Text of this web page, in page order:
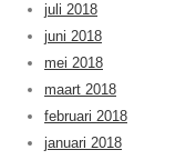
juli 2018
juni 2018
mei 2018
maart 2018
februari 2018
januari 2018